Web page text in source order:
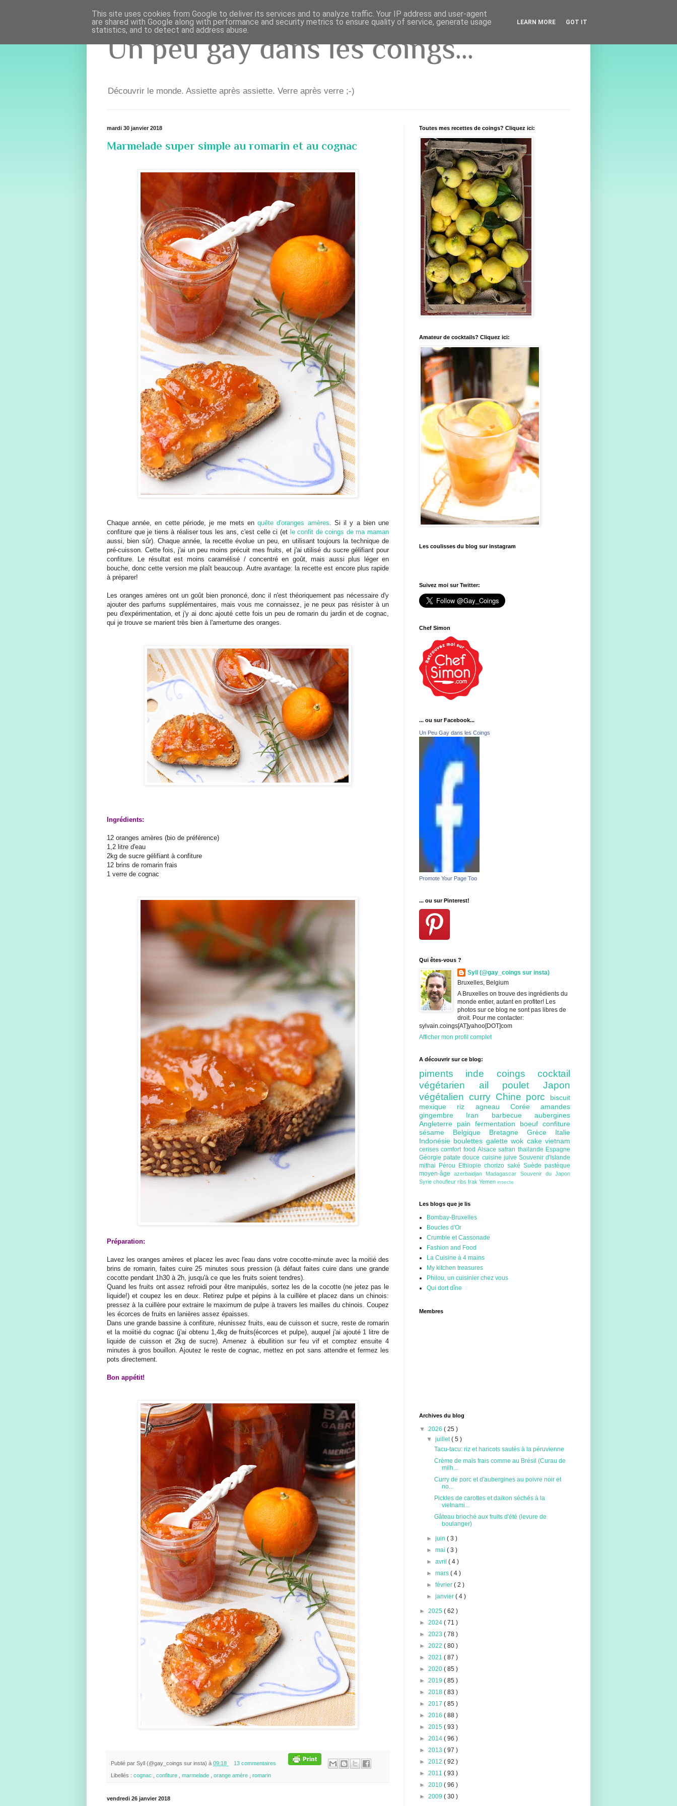
Un peu gay dans les coings...
Découvrir le monde. Assiette après assiette. Verre après verre ;-)
mardi 30 janvier 2018
Marmelade super simple au romarin et au cognac
Chaque année, en cette période, je me mets enquête d'oranges amères. Si il y a bien une
confiture que je tiens à réaliser tous les ans, c'est celle ci (et le confit de coings de ma maman
aussi, bien sûr). Chaque année, la recette évolue un peu, en utilisant toujours la technique de
pré-cuisson. Cette fois, j'ai un peu moins précuit mes fruits, et j'ai utilisé du sucre gélifiant pour
confiture. Le résultat est moins caramélisé / concentré en goût, mais aussi plus léger en
bouche, donc cette version me plaît beaucoup. Autre avantage: la recette est encore plus rapide
à préparer!
Les oranges amères ont un goût bien prononcé, donc il n'est théoriquement pas nécessaire d'y
ajouter des parfums supplémentaires, mais vous me connaissez, je ne peux pas résister à un
peu d'expérimentation, et j'y ai donc ajouté cette fois un peu de romarin du jardin et de cognac,
qui je trouve se marient très bien à l'amertume des oranges.
Ingrédients:
12 oranges amères (bio de préférence)
1,2 litre d'eau
2kg de sucre gélifiant à confiture
12 brins de romarin frais
1 verre de cognac
Préparation:
Lavez les oranges amères et placez les avec l'eau dans votre cocotte-minute avec la moitié des
brins de romarin, faites cuire 25 minutes sous pression (à défaut faites cuire dans une grande
cocotte pendant 1h30 à 2h, jusqu'à ce que les fruits soient tendres).
Quand les fruits ont assez refroidi pour être manipulés, sortez les de la cocotte (ne jetez pas le
liquide!) et coupez les en deux. Retirez pulpe et pépins à la cuillère et placez dans un chinois:
pressez à la cuillère pour extraire le maximum de pulpe à travers les mailles du chinois. Coupez
les écorces de fruits en lanières assez épaisses.
Dans une grande bassine à confiture, réunissez fruits, eau de cuisson et sucre, reste de romarin
et la moiitié du cognac (j'ai obtenu 1,4kg de fruits(écorces et pulpe), auquel j'ai ajouté 1 litre de
liquide de cuisson et 2kg de sucre). Amenez à ébullition sur feu vif et comptez ensuite 4
minutes à gros bouillon. Ajoutez le reste de cognac, mettez en pot sans attendre et fermez les
pots directement.
Bon appétit!
Publié par Syll (@gay_coings sur insta) à 09:18 13 commentaires
Libellés : cognac , confiture , marmelade , orange amère , romarin
vendredi 26 janvier 2018
Toutes mes recettes de coings? Cliquez ici:
Amateur de cocktails? Cliquez ici:
Les coulisses du blog sur instagram
Suivez moi sur Twitter:
Chef Simon
... ou sur Facebook...
Un Peu Gay dans les Coings
Promote Your Page Too
... ou sur Pinterest!
Qui êtes-vous ?
Syll (@gay_coings sur insta)
Bruxelles, Belgium
A Bruxelles on trouve des ingrédients du
monde entier, autant en profiter! Les
photos sur ce blog ne sont pas libres de
droit. Pour me contacter:
sylvain.coings[AT]yahoo[DOT]com
Afficher mon profil complet
A découvrir sur ce blog:
piments inde coingscocktail
végétarien ail pouletJapon
végétalien curry Chine porc
biscuit
mexique riz agneau Corée amandes
gingembre Iran barbecueaubergines
Angleterre pain fermentation boeuf confiture
sésame Belgique Bretagne Grèce Italie
Indonésie boulettes galettewok cakevietnam
cerisescomfort foodAlsacesafran thailande Espagne
Géorgiepatate douce cuisine juive Souvenir d'Islande
mithai
Pérou Ethiopie chorizo saké Suède pastèque
moyen-âgeazerbaidjan Madagascar Souvenir du Japon
Syrie choufleur ribs Irak Yemen insecte
Les blogs que je lis
Bombay-Bruxelles
Boucles d'Or
Crumble et Cassonade
Fashion and Food
La Cuisine à 4 mains
My kitchen treasures
Philou, un cuisinier chez vous
Qui dort dîne
Membres
Archives du blog
▼ 2026 ( 25 )
▼juillet( 5 )
Tacu-tacu: riz et haricots sautés à la péruvienne
Crème de maïs frais comme au Brésil (Curau de
milh...
Curry de porc et d'aubergines au poivre noir et
no...
Pickles de carottes et daikon séchés à la
vietnami...
Gâteau brioché aux fruits d'été (levure de
boulanger)
►juin( 3 )
►mai( 3 )
►avril( 4 )
►mars( 4 )
►février( 2 )
►janvier( 4 )
► 2025 ( 62 )
► 2024 ( 71 )
► 2023 ( 78 )
► 2022 ( 80 )
► 2021 ( 87 )
► 2020 ( 85 )
► 2019 ( 85 )
► 2018 ( 83 )
► 2017 ( 85 )
► 2016 ( 88 )
► 2015 ( 93 )
► 2014 ( 96 )
► 2013 ( 97 )
► 2012 ( 92 )
► 2011 ( 93 )
► 2010 ( 96 )
► 2009 ( 30 )
This site uses cookies from Google to deliver its services and to analyze traffic. Your IP address and user-agent
are shared with Google along with performance and security metrics to ensure quality of service, generate usage
statistics, and to detect and address abuse.
LEARN MORE GOT IT